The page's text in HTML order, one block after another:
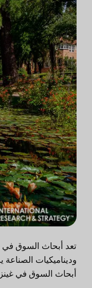
تعد أبحاث السوق في
وديناميكيات
أبحاث السوق في